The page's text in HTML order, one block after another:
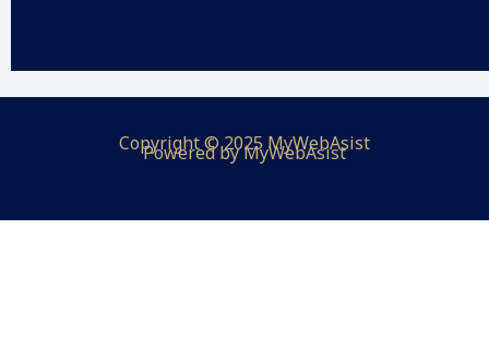
Copyright © 2025 MyWebAsist
Powered byMyWebAsist